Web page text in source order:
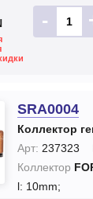
-
SRA0004
Коллектор
Арт: 237323
Коллектор
l: 10mm;